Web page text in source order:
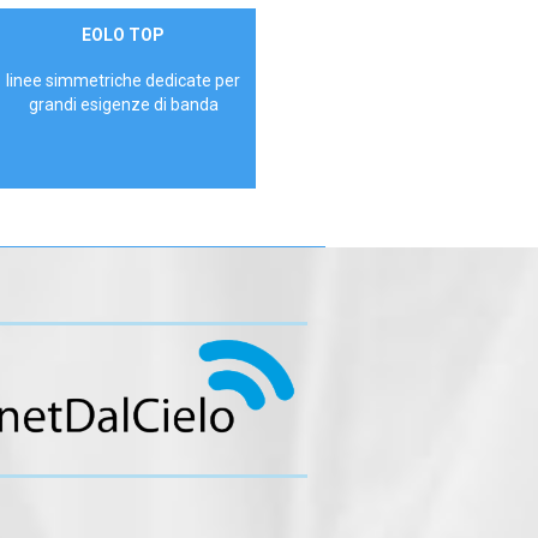
ContattaciEOLO TOP
linee simmetriche dedicate per
grandi esigenze di banda